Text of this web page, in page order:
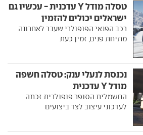
טסלה מודל Y עדכנית - עכשיו גם
ישראלים יכולים להזמין
רכב הפנאי הפופולרי שעבר לאחרונה
מתיחת פנים, זמין כעת
נכנסת לנעלי ענק: טסלה חשפה
מודל Y עדכנית
החשמלית הסופר פופולרית זכתה
לעדכוני עיצוב לצד ביצועים